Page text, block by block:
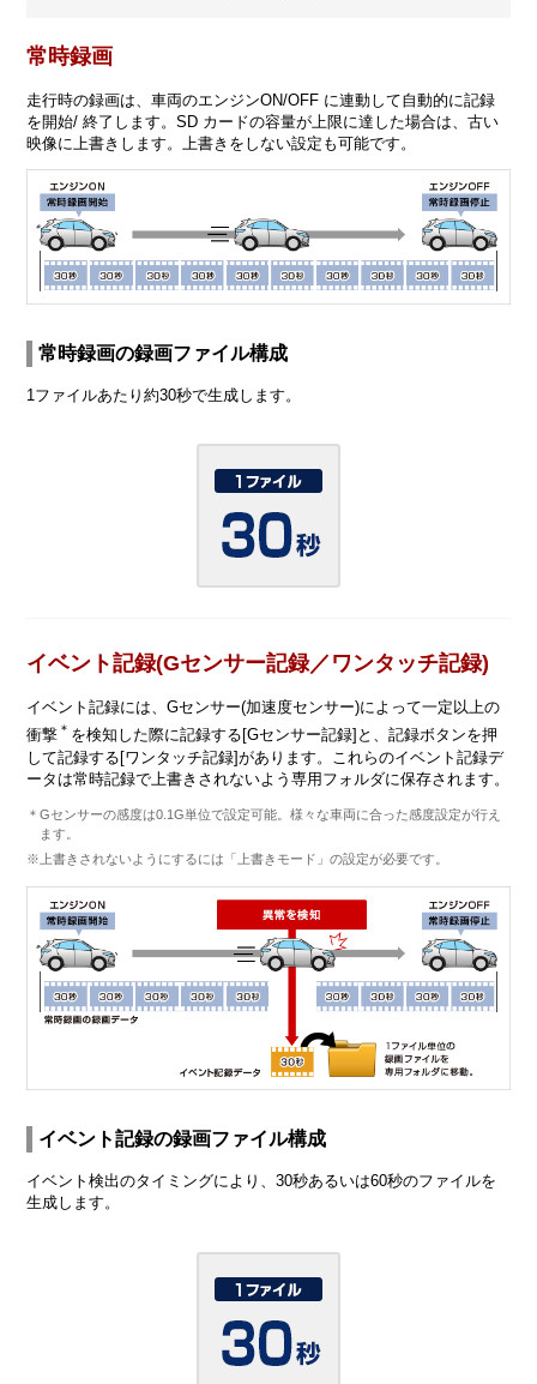
常時録画
走行時の録画は、車両のエンジンON/OFF に連動して自動的に記録
を開始/ 終了します。SD カードの容量が上限に達した場合は、古い
映像に上書きします。上書きをしない設定も可能です。
常時録画の録画ファイル構成
1ファイルあたり約30秒で生成します。
イベント記録(Gセンサー記録／ワンタッチ記録)
イベント記録には、Gセンサー(加速度センサー)によって一定以上の
衝撃 ＊ を検知した際に記録する[Gセンサー記録]と、記録ボタンを押
して記録する[ワンタッチ記録]があります。これらのイベント記録デ
ータは常時記録で上書きされないよう専用フォルダに保存されます。
＊Gセンサーの感度は0.1G単位で設定可能。様々な車両に合った感度設定が行え
ます。
※上書きされないようにするには「上書きモード」の設定が必要です。
イベント記録の録画ファイル構成
イベント検出のタイミングにより、30秒あるいは60秒のファイルを
生成します。